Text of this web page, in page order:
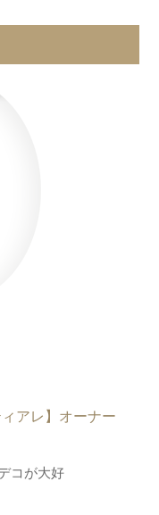
アレ】オーナー
コが大好